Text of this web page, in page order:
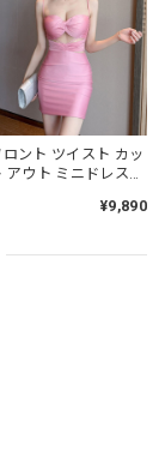
ロント ツイスト カッ
アウト ミニドレス
¥9,890